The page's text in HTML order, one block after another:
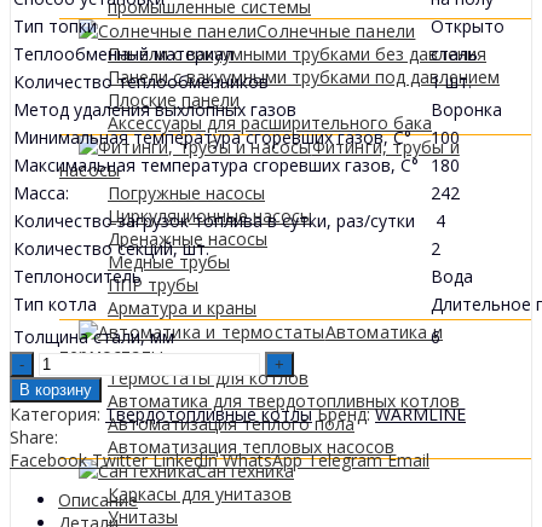
промышленные системы
Солнечные панели
Панели с вакуумными трубками без давления
Панели с вакуумными трубками под давлением
Плоские панели
Аксессуары для расширительного бака
Фитинги, трубы и
насосы
Погружные насосы
Циркуляционные насосы
Дренажные насосы
Медные трубы
ППР трубы
Арматура и краны
Автоматика и
термостаты
Термостаты для котлов
Автоматика для твердотопливных котлов
Автоматизация теплого пола
Автоматизация тепловых насосов
Сантехника
Каркасы для унитазов
Унитазы
Тип топки
Открыто
Теплообменный материал
сталь
Количество теплообменников
1 шт.
Метод удаления выхлопных газов
Воронка
Минимальная температура сгоревших газов, C°
100
Максимальная температура сгоревших газов, C°
180
Масса:
242
Количество загрузок топлива в сутки, раз/сутки
4
Количество секций, шт.
2
Теплоноситель
Вода
Тип котла
Длительное
Толщина стали, мм
6
WARMLINE
ECO
30
KW
Cazan
pe
combustibil
solid
В корзину
Категория: Твердотопливные котлы Бренд:WARMLINE
Share:
Facebook Twitter LinkedIn WhatsApp Telegram Email
Описание
Детали